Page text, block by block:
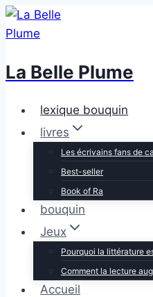
Skip
to
La Belle Plume
lexique bouquin
livres
Les écrivains fans de
Best-seller
Book of Ra
bouquin
Jeux
Pourquoi la littérature
Comment la lecture
Accueil